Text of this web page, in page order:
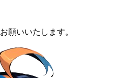
願いいたします。